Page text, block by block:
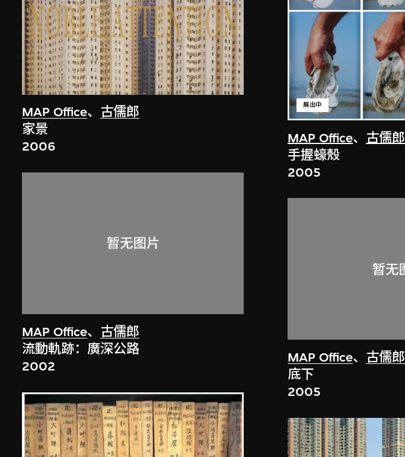
MAP Office、 古儒郎
家景
2006
MAP Office、 古儒郎
流動軌跡：廣深公路
2002
MAP Office、 古儒郎
展出中
手握蠔殼
2005
MAP Office、 古儒郎
底下
2005